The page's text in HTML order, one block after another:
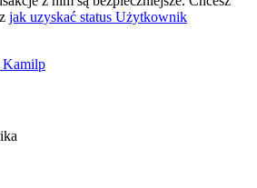
jak uzyskać status Użytkownik
Kamilp